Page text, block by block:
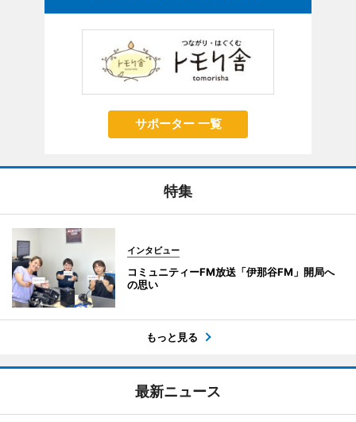
サポーター 一覧
特集
インタビュー
コミュニティーFM放送「伊那谷FM」開局へ
の思い
もっと見る
最新ニュース